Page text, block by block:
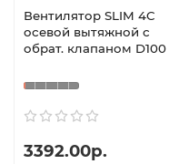
Вентилятор SLIM 4C
осевой вытяжной с
обрат. клапаном D100
3392.00р.